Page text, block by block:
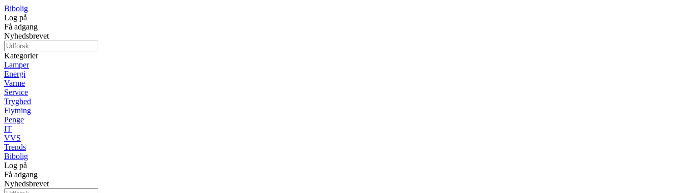
Bibolig
Log på
Få adgang
Nyhedsbrevet
Kategorier
Lamper
Energi
Varme
Service
Tryghed
Flytning
Penge
IT
VVS
Trends
Bibolig
Log på
Få adgang
Nyhedsbrevet